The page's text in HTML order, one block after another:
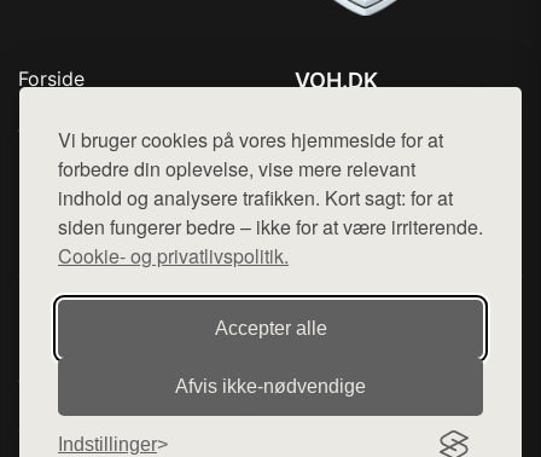
Vi bruger cookies på vores hjemmeside for at
forbedre din oplevelse, vise mere relevant
indhold og analysere trafikken. Kort sagt: for at
siden fungerer bedre – ikke for at være irriterende.
Cookie- og privatlivspolitik.
Accepter alle
Afvis ikke‑nødvendige
Indstillinger
Forside
Top Rabatter
Kontakt
VOH.DK
Mail: hej@want.dk
Cookie- og privatlivspolitik
Denne side er en del af want.dk, der udgiver en række
hjemmesider med præsentation af forskellige produkter fra
diverse webshops. Der sælges ikke varer fra denne side - vi
henviser til de shops, som sælger varen. Vi har heller ikke
varerne på lager.